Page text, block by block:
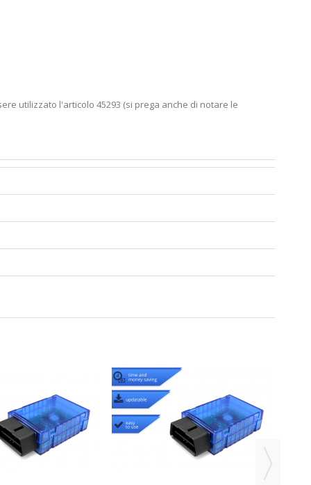
utilizzato l'articolo 45293 (si prega anche di notare le